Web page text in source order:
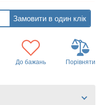
До бажань Порівняти